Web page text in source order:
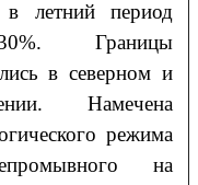
летний период
Границы
в северном и
Намечена
режима
на